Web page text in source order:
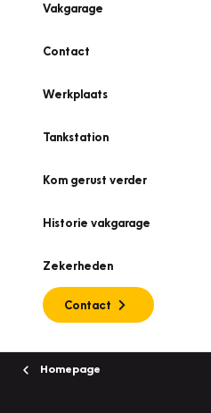
Vakgarage
Contact
Werkplaats
Tankstation
Kom gerust verder
Historie vakgarage
Zekerheden
Contact
Homepage